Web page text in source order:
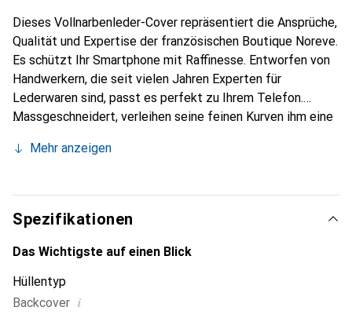
Dieses Vollnarbenleder-Cover repräsentiert die Ansprüche,
Qualität und Expertise der französischen Boutique Noreve.
Es schützt Ihr Smartphone mit Raffinesse. Entworfen von
Handwerkern, die seit vielen Jahren Experten für
Lederwaren sind, passt es perfekt zu Ihrem Telefon.
Massgeschneidert, verleihen seine feinen Kurven ihm eine
Accessoire für Ihr Smartphone. International anerkannt für
sichere Wahl für eine anspruchsvolle Klientel.
Mehr anzeigen
Spezifikationen
Das Wichtigste auf einen Blick
Hüllentyp
Backcover i